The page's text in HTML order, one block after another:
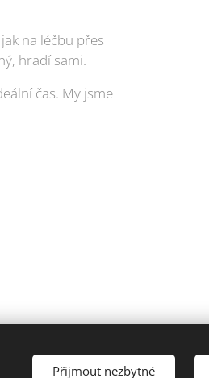
na léčbu přes
hradí sami.
čas. My jsme
Přijmout nezbytné